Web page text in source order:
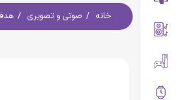
خانه صوتی و تصویری